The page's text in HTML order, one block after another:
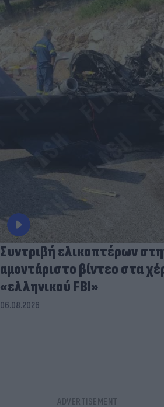
Συντριβή ελικοπτέρων
αμοντάριστο βίντεο στα
«ελληνικού FBI»
06.08.2026